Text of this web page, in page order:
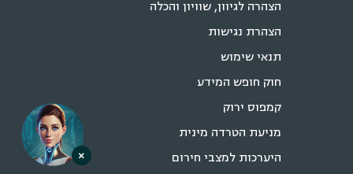
הצהרה לגיוון, שוויון והכלה
הצהרת נגישות
תנאי שימוש
חוק חופש המידע
קמפוס ירוק
מניעת הטרדה מינית
היערכות למצבי חירום
×